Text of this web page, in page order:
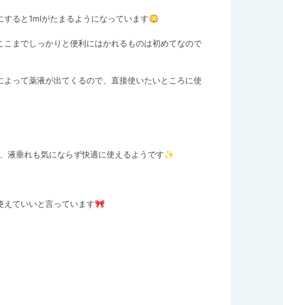
ると1mlがたまるようになっています😳
までしっかりと便利にはかれるものは初めてなので
って薬液が出てくるので、直接使いたいところに使
液垂れも気にならず快適に使えるようです✨
えていいと言っています🎀